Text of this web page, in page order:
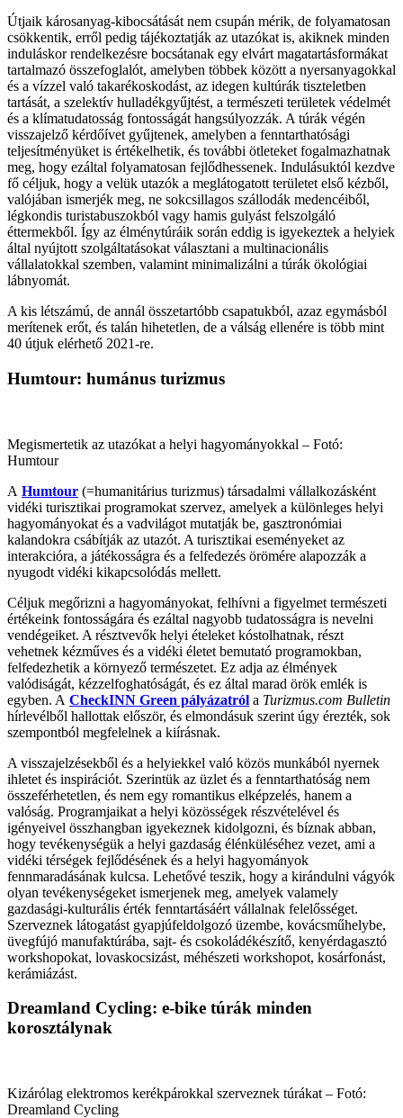
Útjaik károsanyag-kibocsátását nem csupán mérik, de folyamatosan
csökkentik, erről pedig tájékoztatják az utazókat is, akiknek minden
induláskor rendelkezésre bocsátanak egy elvárt magatartásformákat
tartalmazó összefoglalót, amelyben többek között a nyersanyagokkal
és a vízzel való takarékoskodást, az idegen kultúrák tiszteletben
tartását, a szelektív hulladékgyűjtést, a természeti területek védelmét
és a klímatudatosság fontosságát hangsúlyozzák. A túrák végén
visszajelző kérdőívet gyűjtenek, amelyben a fenntarthatósági
teljesítményüket is értékelhetik, és további ötleteket fogalmazhatnak
meg, hogy ezáltal folyamatosan fejlődhessenek. Indulásuktól kezdve
fő céljuk, hogy a velük utazók a meglátogatott területet első kézből,
valójában ismerjék meg, ne sokcsillagos szállodák medencéiből,
légkondis turistabuszokból vagy hamis gulyást felszolgáló
éttermekből. Így az élménytúráik során eddig is igyekeztek a helyiek
által nyújtott szolgáltatásokat választani a multinacionális
vállalatokkal szemben, valamint minimalizálni a túrák ökológiai
lábnyomát.
A kis létszámú, de annál összetartóbb csapatukból, azaz egymásból
merítenek erőt, és talán hihetetlen, de a válság ellenére is több mint
40 útjuk elérhető 2021-re.
Humtour: humánus turizmus
Megismertetik az utazókat a helyi hagyományokkal – Fotó:
Humtour
A Humtour (=humanitárius turizmus) társadalmi vállalkozásként
vidéki turisztikai programokat szervez, amelyek a különleges helyi
hagyományokat és a vadvilágot mutatják be, gasztronómiai
kalandokra csábítják az utazót. A turisztikai eseményeket az
interakcióra, a játékosságra és a felfedezés örömére alapozzák a
nyugodt vidéki kikapcsolódás mellett.
Céljuk megőrizni a hagyományokat, felhívni a figyelmet természeti
értékeink fontosságára és ezáltal nagyobb tudatosságra is nevelni
vendégeiket. A résztvevők helyi ételeket kóstolhatnak, részt
vehetnek kézműves és a vidéki életet bemutató programokban,
felfedezhetik a környező természetet. Ez adja az élmények
valódiságát, kézzelfoghatóságát, és ez által marad örök emlék is
egyben. A CheckINN Green pályázatról a Turizmus.com Bulletin
hírlevélből hallottak először, és elmondásuk szerint úgy érezték, sok
szempontból megfelelnek a kiírásnak.
A visszajelzésekből és a helyiekkel való közös munkából nyernek
ihletet és inspirációt. Szerintük az üzlet és a fenntarthatóság nem
összeférhetetlen, és nem egy romantikus elképzelés, hanem a
valóság. Programjaikat a helyi közösségek részvételével és
igényeivel összhangban igyekeznek kidolgozni, és bíznak abban,
hogy tevékenységük a helyi gazdaság élénküléséhez vezet, ami a
vidéki térségek fejlődésének és a helyi hagyományok
fennmaradásának kulcsa. Lehetővé teszik, hogy a kirándulni vágyók
olyan tevékenységeket ismerjenek meg, amelyek valamely
gazdasági-kulturális érték fenntartásáért vállalnak felelősséget.
Szerveznek látogatást gyapjúfeldolgozó üzembe, kovácsműhelybe,
üvegfújó manufaktúrába, sajt- és csokoládékészítő, kenyérdagasztó
workshopokat, lovaskocsizást, méhészeti workshopot, kosárfonást,
kerámiázást.
Dreamland Cycling: e-bike túrák minden
korosztálynak
Kizárólag elektromos kerékpárokkal szerveznek túrákat – Fotó:
Dreamland Cycling